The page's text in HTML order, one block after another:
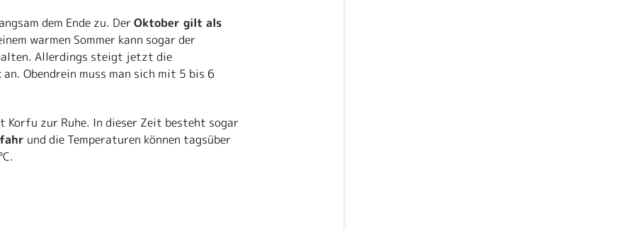
dem Ende zu. DerOktober gilt als
warmen Sommer kann sogar der
Allerdings steigt jetzt die
Obendrein muss man sich mit 5 bis 6
Korfu zur Ruhe. In dieser Zeit besteht sogar
und die Temperaturen können tagsüber